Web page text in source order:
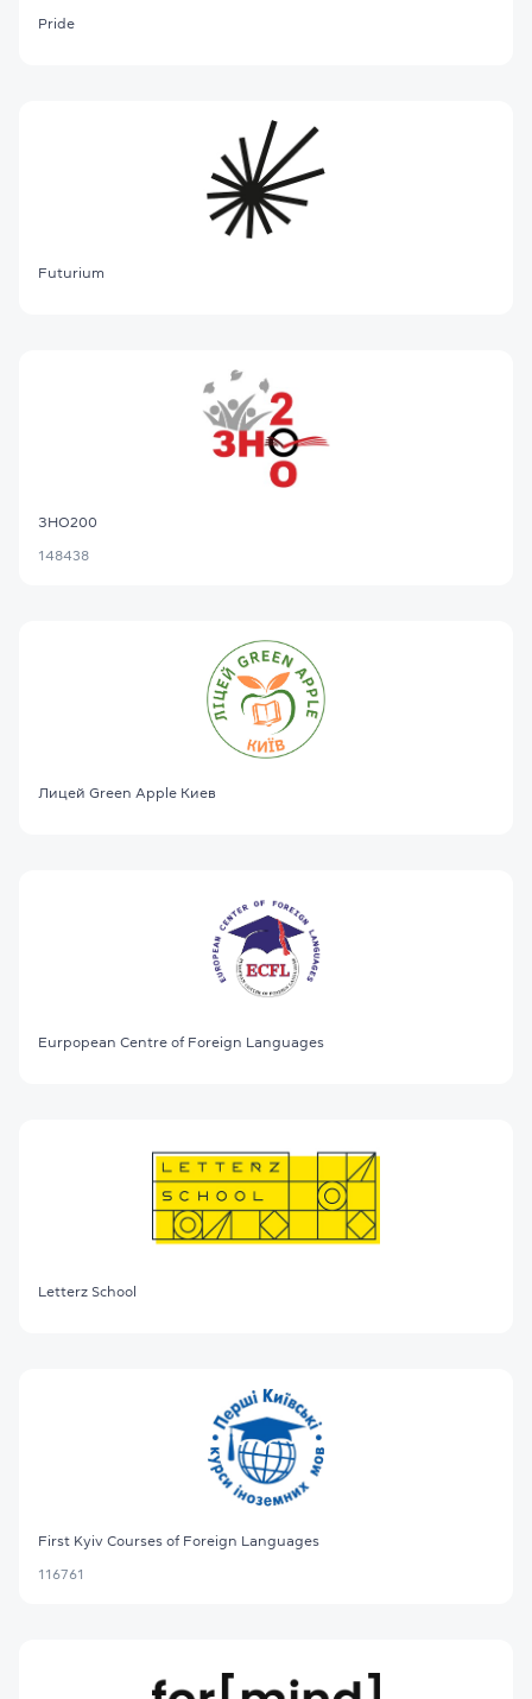
Pride
Futurium
ЗНО200
148438
Лицей Green Apple Киев
Eurpopean Centre of Foreign Languages
Letterz School
First Kyiv Courses of Foreign Languages
116761